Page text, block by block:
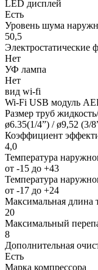
LED дисплей
Есть
Уровень шума
50,5
Электростатические
Нет
УФ лампа
Нет
вид wi-fi
Wi-Fi USB модуль
Размер труб
ø6.35(1/4”) / ø9,52 (3/
Коэффициент
4,0
Температура
от -15 до +43
Температура
от -17 до +24
Максимальная длина
20
Максимальный
8
Дополнительная
Есть
Марка компрессора